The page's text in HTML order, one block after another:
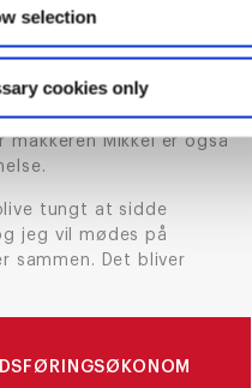
selection
cookies only
perfekt, inden vi
han.
forbi, og han glæder
e-handel online. Men det
makkeren Mikkel er også
tungt at sidde
jeg vil mødes på
sammen. Det bliver